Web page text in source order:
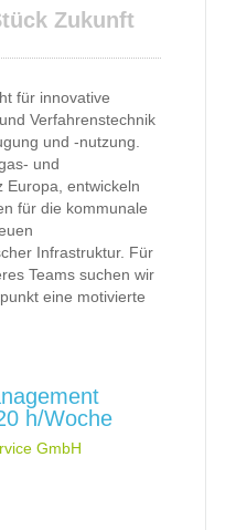
Zukunft
für innovative
Verfahrenstechnik
und -nutzung.
und
Europa, entwickeln
für die kommunale
Infrastruktur. Für
Teams suchen wir
eine motivierte
h/Woche
GmbH